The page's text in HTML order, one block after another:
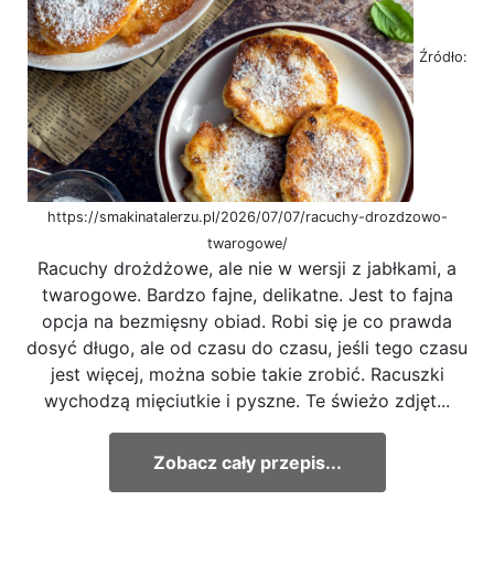
Źródło:
https://smakinatalerzu.pl/2026/07/07/racuchy-drozdzowo-
twarogowe/
Racuchy drożdżowe, ale nie w wersji z jabłkami, a
twarogowe. Bardzo fajne, delikatne. Jest to fajna
opcja na bezmięsny obiad. Robi się je co prawda
dosyć długo, ale od czasu do czasu, jeśli tego czasu
jest więcej, można sobie takie zrobić. Racuszki
wychodzą mięciutkie i pyszne. Te świeżo zdjęt...
Zobacz cały przepis...